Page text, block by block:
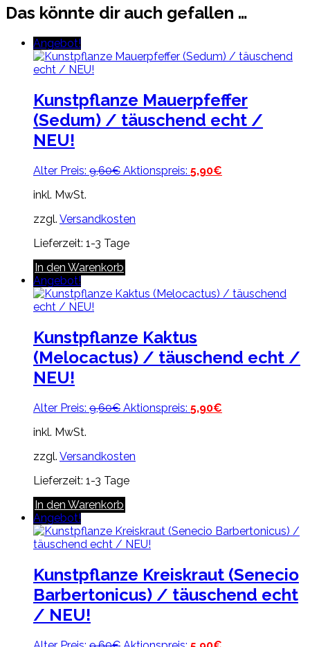
Das könnte dir auch gefallen …
Angebot!
Kunstpflanze Mauerpfeffer
(Sedum) / täuschend echt /
NEU!
Alter Preis: 9,60€ Ursprünglicher
Aktionspreis: 5,90€
inkl. MwSt.
zzgl. Versandkosten
Lieferzeit: 1-3 Tage
In den Warenkorb
Angebot!
Kunstpflanze Kaktus
(Melocactus) / täuschend echt /
NEU!
Alter Preis: 9,60€ Ursprünglicher
Aktionspreis: 5,90€
inkl. MwSt.
zzgl. Versandkosten
Lieferzeit: 1-3 Tage
In den Warenkorb
Angebot!
Kunstpflanze Kreiskraut (Senecio
Barbertonicus) / täuschend echt
/ NEU!
Ursprünglicher